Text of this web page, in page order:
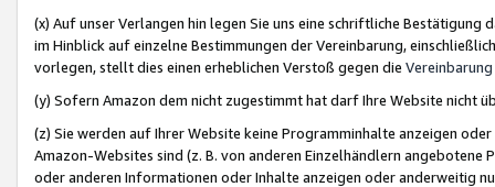
(x) Auf unser Verlangen hin legen Sie uns eine schriftliche
im Hinblick auf einzelne Bestimmungen der Vereinbarung,
vorlegen, stellt dies einen erheblichen Verstoß gegen die Vereinbarung
(y) Sofern Amazon dem nicht zugestimmt hat darf Ihre Website nicht
(z) Sie werden auf Ihrer Website keine Programminhalte anzeigen
Amazon-Websites sind (z. B. von anderen Einzelhändlern
oder anderen Informationen oder Inhalte anzeigen oder anderweitig